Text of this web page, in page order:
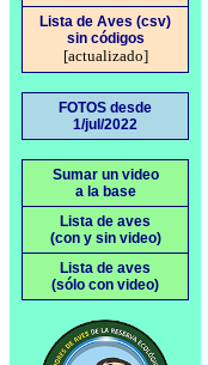
Lista de Aves (csv)
sin códigos
[actualizado]
FOTOS desde
1/jul/2022
Sumar un video
a la base
Lista de aves
(con y sin video)
Lista de aves
(sólo con video)